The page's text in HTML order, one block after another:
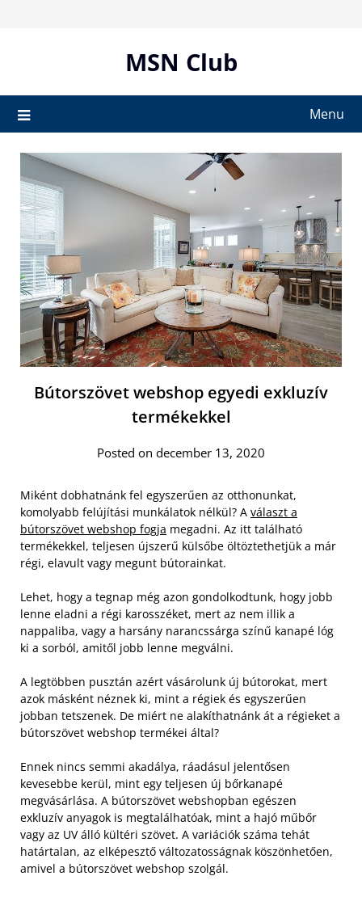
MSN Club
Menu
Bútorszövet webshop egyedi exkluzív
termékekkel
Posted on december 13, 2020
Miként dobhatnánk fel egyszerűen az otthonunkat,
komolyabb felújítási munkálatok nélkül? A választ a
bútorszövet webshop fogja megadni. Az itt található
termékekkel, teljesen újszerű külsőbe öltöztethetjük a már
régi, elavult vagy megunt bútorainkat.
Lehet, hogy a tegnap még azon gondolkodtunk, hogy jobb
lenne eladni a régi karosszéket, mert az nem illik a
nappaliba, vagy a harsány narancssárga színű kanapé lóg
ki a sorból, amitől jobb lenne megválni.
A legtöbben pusztán azért vásárolunk új bútorokat, mert
azok másként néznek ki, mint a régiek és egyszerűen
jobban tetszenek. De miért ne alakíthatnánk át a régieket a
bútorszövet webshop termékei által?
Ennek nincs semmi akadálya, ráadásul jelentősen
kevesebbe kerül, mint egy teljesen új bőrkanapé
megvásárlása. A bútorszövet webshopban egészen
exkluzív anyagok is megtalálhatóak, mint a hajó műbőr
vagy az UV álló kültéri szövet. A variációk száma tehát
határtalan, az elképesztő változatosságnak köszönhetően,
amivel a bútorszövet webshop szolgál.